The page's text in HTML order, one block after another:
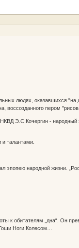
людях, оказавшихся
воссозданного пером
Э.С.Кочергин -
талантами.
народной жизни.
к обитателям „дна“. Он
Ноги Колесом…